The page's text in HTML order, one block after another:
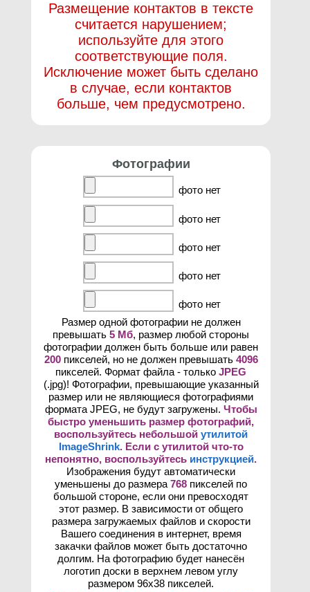
Размещение контактов в тексте
считается нарушением;
используйте для этого
соответствующие поля.
Исключение может быть сделано
в случае, если контактов
больше, чем предусмотрено.
Фотографии
фото нет
фото нет
фото нет
фото нет
фото нет
Размер одной фотографии не должен
превышать 5 Мб, размер любой стороны
фотографии должен быть больше или равен
200пикселей, но не должен превышать 4096
пикселей. Формат файла - только JPEG
(.jpg)! Фотографии, превышающие указанный
размер или не являющиеся фотографиями
формата JPEG, не будут загружены. Чтобы
быстро уменьшить размер фотографий,
воспользуйтесь небольшой утилитой
ImageShrink. Если с утилитой что-то
непонятно, воспользуйтесь инструкцией.
Изображения будут автоматически
уменьшены до размера 768 пикселей по
большой стороне, если они превосходят
этот размер. В зависимости от общего
размера загружаемых файлов и скорости
Вашего соединения в интернет, время
закачки файлов может быть достаточно
долгим. На фотографию будет нанесён
логотип доски в верхнем левом углу
размером 96х38 пикселей.